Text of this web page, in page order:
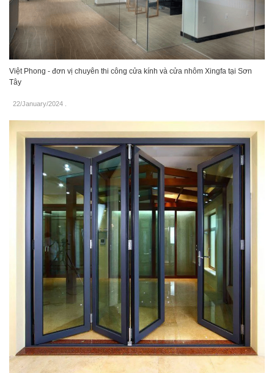
Việt Phong - đơn vị chuyên thi công cửa kính và cửa nhôm Xingfa tại Sơn
Tây
22/January/2024